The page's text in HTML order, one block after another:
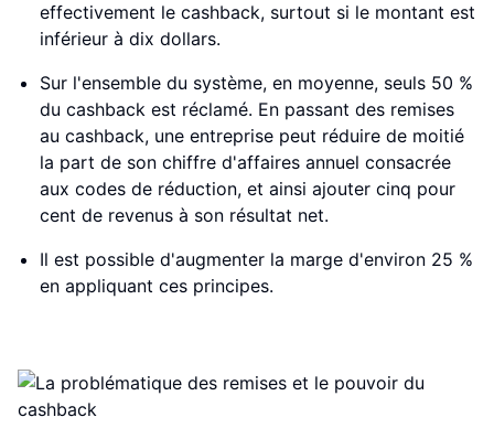
effectivement le cashback, surtout si le montant est
inférieur à dix dollars.
Sur l'ensemble du système, en moyenne, seuls 50 %
du cashback est réclamé. En passant des remises
au cashback, une entreprise peut réduire de moitié
la part de son chiffre d'affaires annuel consacrée
aux codes de réduction, et ainsi ajouter cinq pour
cent de revenus à son résultat net.
Il est possible d'augmenter la marge d'environ 25 %
en appliquant ces principes.